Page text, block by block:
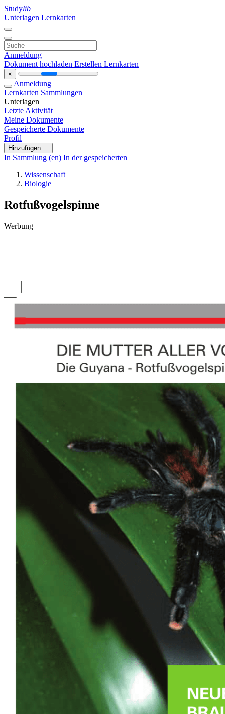
Studylib
Unterlagen Lernkarten
Anmeldung
Dokument hochladen Erstellen Lernkarten
×
Anmeldung
Lernkarten Sammlungen
Unterlagen
Letzte Aktivität
Meine Dokumente
Gespeicherte Dokumente
Profil
Hinzufügen ...
In Sammlung (en) In der gespeicherten
Wissenschaft
Biologie
Rotfußvogelspinne
Werbung